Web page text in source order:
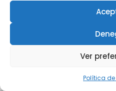
Ver
Política